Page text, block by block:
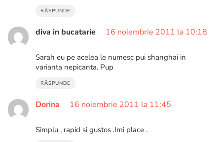
RĂSPUNDE
diva in bucatarie 16 noiembrie 2011 la 10:18
Sarah eu pe acelea le numesc pui shanghai in
varianta nepicanta. Pup
RĂSPUNDE
Dorina 16 noiembrie 2011 la 11:45
Simplu , rapid si gustos .Imi place .